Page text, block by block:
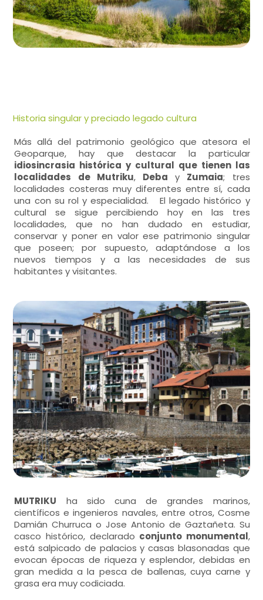
Historia singular y preciado legado cultura
Más allá del patrimonio geológico que atesora el
Geoparque, hay que destacar la particular
idiosincrasia histórica y cultural que tienen las
localidades de Mutriku, Deba y Zumaia; tres
localidades costeras muy diferentes entre sí, cada
una con su rol y especialidad. El legado histórico y
cultural se sigue percibiendo hoy en las tres
localidades, que no han dudado en estudiar,
conservar y poner en valor ese patrimonio singular
que poseen; por supuesto, adaptándose a los
nuevos tiempos y a las necesidades de sus
habitantes y visitantes.
MUTRIKU ha sido cuna de grandes marinos,
científicos e ingenieros navales, entre otros, Cosme
Damián Churruca o Jose Antonio de Gaztañeta. Su
casco histórico, declarado conjunto monumental,
está salpicado de palacios y casas blasonadas que
evocan épocas de riqueza y esplendor, debidas en
gran medida a la pesca de ballenas, cuya carne y
grasa era muy codiciada.